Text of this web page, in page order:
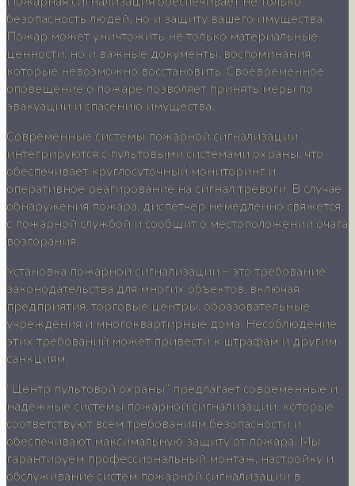
безопасность людей, но и защиту вашего имущества.
Пожар может уничтожить не только материальные
ценности, но и важные документы, воспоминания,
которые невозможно восстановить. Своевременное
оповещение о пожаре позволяет принять меры по
эвакуации и спасению имущества.
Современные системы пожарной сигнализации
интегрируются с пультовыми системами охраны, что
обеспечивает круглосуточный мониторинг и
оперативное реагирование на сигнал тревоги. В случае
обнаружения пожара, диспетчер немедленно свяжется
с пожарной службой и сообщит о местоположении очага
возгорания.
Установка пожарной сигнализации – это требование
законодательства для многих объектов, включая
предприятия, торговые центры, образовательные
учреждения и многоквартирные дома. Несоблюдение
этих требований может привести к штрафам и другим
санкциям.
“Центр пультовой охраны” предлагает современные и
надежные системы пожарной сигнализации, которые
соответствуют всем требованиям безопасности и
обеспечивают максимальную защиту от пожара. Мы
гарантируем профессиональный монтаж, настройку и
обслуживание систем пожарной сигнализации в